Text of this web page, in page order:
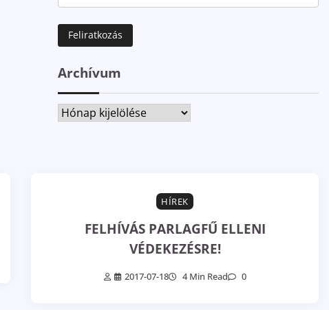
Archívum
Archívum
HÍREK
FELHÍVÁS PARLAGFŰ ELLENI
VÉDEKEZÉSRE!
2017-07-18 4 Min Read 0